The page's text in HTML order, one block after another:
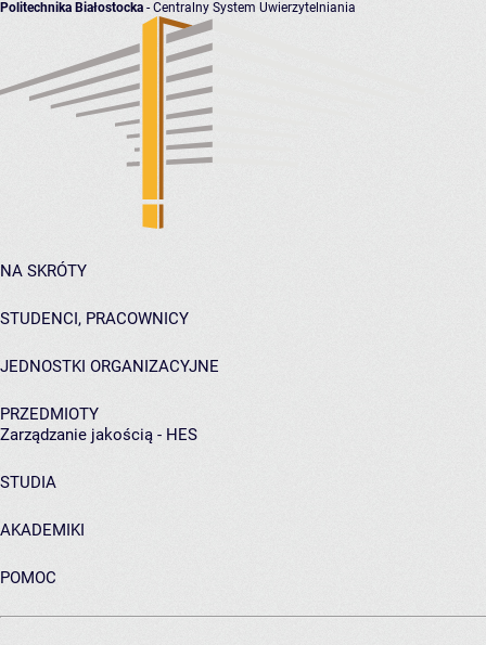
Politechnika Białostocka - Centralny System Uwierzytelniania
NA SKRÓTY
STUDENCI, PRACOWNICY
JEDNOSTKI ORGANIZACYJNE
PRZEDMIOTY
Zarządzanie jakością - HES
STUDIA
AKADEMIKI
POMOC